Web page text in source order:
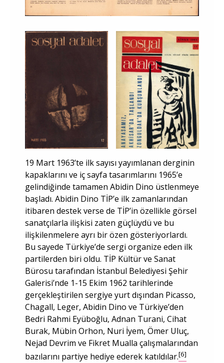
19 Mart 1963’te ilk sayısı yayımlanan derginin
kapaklarını ve iç sayfa tasarımlarını 1965’e
gelindiğinde tamamen Abidin Dino üstlenmeye
başladı. Abidin Dino TİP’e ilk zamanlarından
itibaren destek verse de TİP’in özellikle görsel
sanatçılarla ilişkisi zaten güçlüydü ve bu
ilişkilenmelere ayrı bir özen gösteriyorlardı.
Bu sayede Türkiye’de sergi organize eden ilk
partilerden biri oldu. TİP Kültür ve Sanat
Bürosu tarafından İstanbul Belediyesi Şehir
Galerisi’nde 1-15 Ekim 1962 tarihlerinde
gerçekleştirilen sergiye yurt dışından Picasso,
Chagall, Leger, Abidin Dino ve Türkiye’den
Bedri Rahmi Eyüboğlu, Adnan Turani, Cihat
Burak, Mübin Orhon, Nuri İyem, Ömer Uluç,
Nejad Devrim ve Fikret Mualla çalışmalarından
bazılarını partiye hediye ederek katıldılar.[6]